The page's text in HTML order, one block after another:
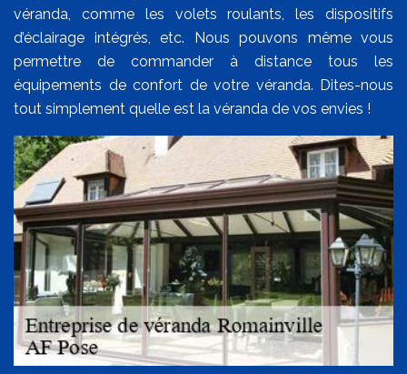
véranda, comme les volets roulants, les dispositifs
d’éclairage intégrés, etc. Nous pouvons même vous
permettre de commander à distance tous les
équipements de confort de votre véranda. Dites-nous
tout simplement quelle est la véranda de vos envies !